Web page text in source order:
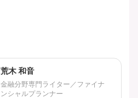
荒木 和音
金融分野専門ライター／ファイナ
ンシャルプランナー